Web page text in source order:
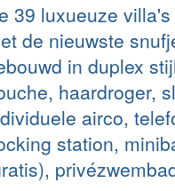
39 luxueuze
de nieuwste
in duplex
haardroger,
airco,
station,